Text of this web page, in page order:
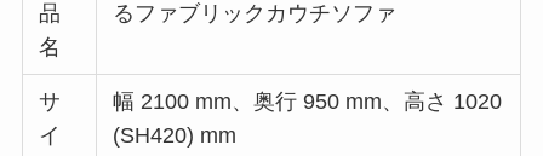
品
名
るファブリックカウチソファ
サ
イ
幅 2100 mm、奥行 950 mm、高さ 1020
(SH420) mm